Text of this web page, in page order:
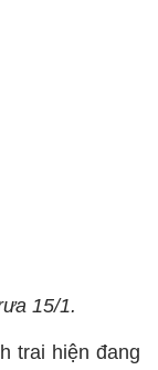
15/1.
trai hiện đang